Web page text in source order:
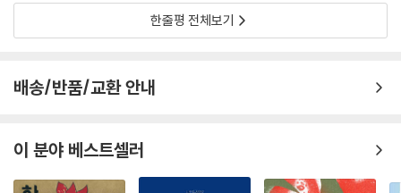
“단무지가 너무 맛있어서”라고 하고는
다시 또 울더라는 이 고장 시인
내 앞에서
_「억새―금강의 가을」 전문
우는 사람과 그를 바라보는 사람. 슬픔의 이유를 쉽게 묻지 않고 또 쉽게 연
한줄평 전체보기
배송/반품/교환 안내
이 분야 베스트셀러